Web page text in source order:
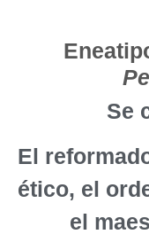
Se
El
ético, el
el